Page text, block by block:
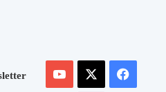
فيسبوك
‫YouTube